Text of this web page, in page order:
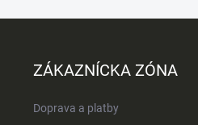
ZÁKAZNÍCKA ZÓNA
Doprava a platby